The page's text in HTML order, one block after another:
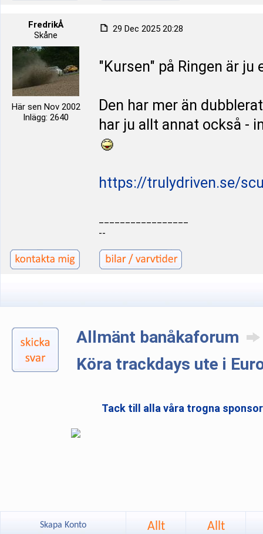
FredrikÅ
Skåne
Här sen Nov 2002
Inlägg: 2640
29 Dec 2025 20:28
"Kursen" på Ringen är
Den har mer än
har ju allt annat också -
https://trulydriven.se/
--
Allmänt banåkaforum
Köra trackdays ute i
Tack till alla våra trogna
Skapa Konto
Allt
Allt